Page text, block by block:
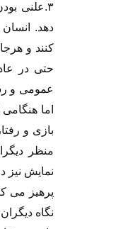
۳.علنی
دهد.
کنند و
حتی در
عمومی و
اما
بازی و
منظر
نمایش نیز
پرهیز می
نگاه